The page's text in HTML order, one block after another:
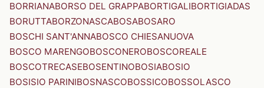
BORRIANABORSO DEL GRAPPABORTIGALIBORTIGIADAS
BORUTTABORZONASCABOSABOSARO
BOSCHI SANT'ANNABOSCO CHIESANUOVA
BOSCO MARENGOBOSCONEROBOSCOREALE
BOSCOTRECASEBOSENTINOBOSIABOSIO
BOSISIO PARINIBOSNASCOBOSSICOBOSSOLASCO